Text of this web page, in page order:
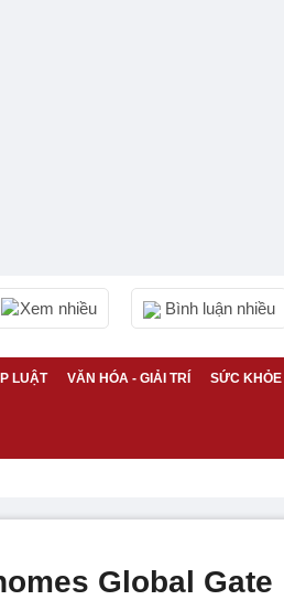
Xem nhiều Bình luận nhiều
LUẬT VĂN HÓA - GIẢI TRÍ SỨC KHỎE
Global Gate